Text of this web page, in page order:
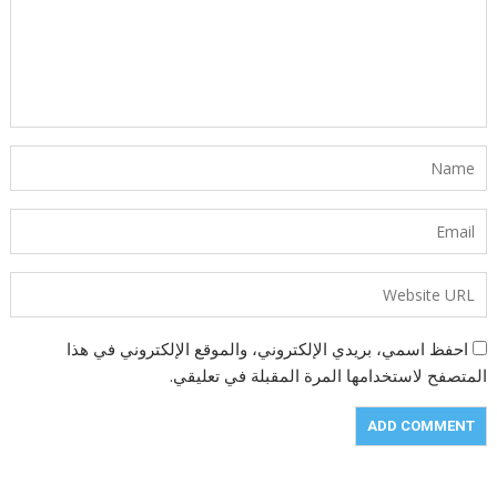
احفظ اسمي، بريدي الإلكتروني، والموقع الإلكتروني في هذا
المتصفح لاستخدامها المرة المقبلة في تعليقي.